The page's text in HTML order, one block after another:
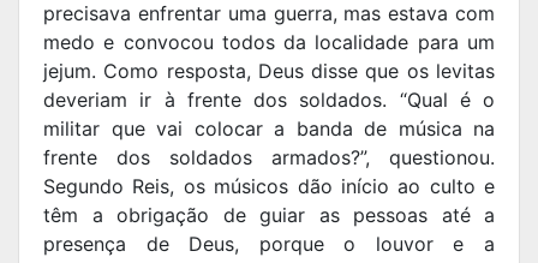
precisava enfrentar uma guerra, mas estava com
medo e convocou todos da localidade para um
jejum. Como resposta, Deus disse que os levitas
deveriam ir à frente dos soldados. “Qual é o
militar que vai colocar a banda de música na
frente dos soldados armados?”, questionou.
Segundo Reis, os músicos dão início ao culto e
têm a obrigação de guiar as pessoas até a
presença de Deus, porque o louvor e a